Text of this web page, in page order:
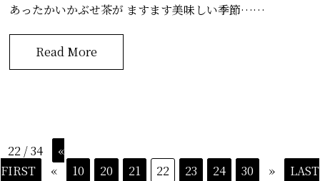
あったかいかぶせ茶が ますます美味しい季節……
Read More
22 / 34
«
FIRST
« 10 20 21 22 23 24 30 »
LAST